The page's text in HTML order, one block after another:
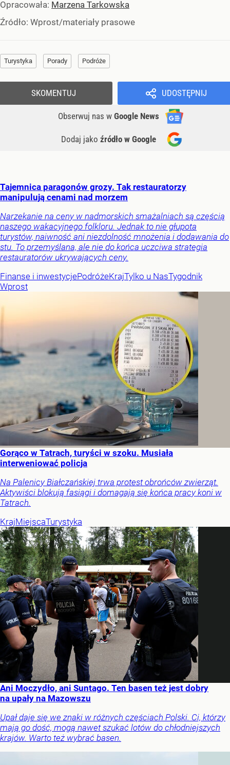
Opracowała: Marzena Tarkowska
Źródło: Wprost/materiały prasowe
Turystyka Porady Podróże
UDOSTĘPNIJ
Obserwuj nas w Google News
Dodaj jako źródło w Google
SKOMENTUJ
Tajemnica paragonów grozy. Tak restauratorzy
manipulują cenami nad morzem
Narzekanie na ceny w nadmorskich smażalniach są częścią
naszego wakacyjnego folkloru. Jednak to nie głupota
turystów, naiwność ani niezdolność mnożenia i dodawania do
stu. To przemyślana, ale nie do końca uczciwa strategia
restauratorów ukrywających ceny.
Finanse i inwestycjePodróżeKrajTylko u NasTygodnik
Wprost
Gorąco w Tatrach, turyści w szoku. Musiała
interweniować policja
Na Palenicy Białczańskiej trwa protest obrońców zwierząt.
Aktywiści blokują fasiągi i domagają się końca pracy koni w
Tatrach.
KrajMiejscaTurystyka
Ani Moczydło, ani Suntago. Ten basen też jest dobry
na upały na Mazowszu
Upał daje się we znaki w różnych częściach Polski. Ci, którzy
mają go dość, mogą nawet szukać lotów do chłodniejszych
krajów. Warto też wybrać basen.